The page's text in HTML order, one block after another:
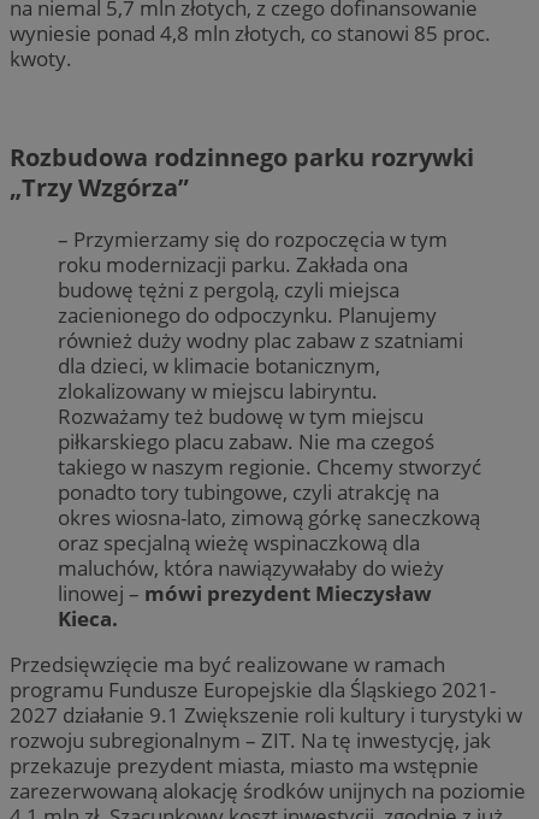
na niemal 5,7 mln złotych, z czego dofinansowanie
wyniesie ponad 4,8 mln złotych, co stanowi 85 proc.
kwoty.
Rozbudowa rodzinnego parku rozrywki
„Trzy Wzgórza”
– Przymierzamy się do rozpoczęcia w tym
roku modernizacji parku. Zakłada ona
budowę tężni z pergolą, czyli miejsca
zacienionego do odpoczynku. Planujemy
również duży wodny plac zabaw z szatniami
dla dzieci, w klimacie botanicznym,
zlokalizowany w miejscu labiryntu.
Rozważamy też budowę w tym miejscu
piłkarskiego placu zabaw. Nie ma czegoś
takiego w naszym regionie. Chcemy stworzyć
ponadto tory tubingowe, czyli atrakcję na
okres wiosna-lato, zimową górkę saneczkową
oraz specjalną wieżę wspinaczkową dla
maluchów, która nawiązywałaby do wieży
linowej – mówi prezydent Mieczysław
Kieca.
Przedsięwzięcie ma być realizowane w ramach
programu Fundusze Europejskie dla Śląskiego 2021-
2027 działanie 9.1 Zwiększenie roli kultury i turystyki w
rozwoju subregionalnym – ZIT. Na tę inwestycję, jak
przekazuje prezydent miasta, miasto ma wstępnie
zarezerwowaną alokację środków unijnych na poziomie